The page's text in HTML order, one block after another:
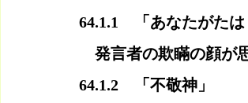
64.1.1　「あなたがた
発言者の欺瞞の顔が
64.1.2　「不敬神」